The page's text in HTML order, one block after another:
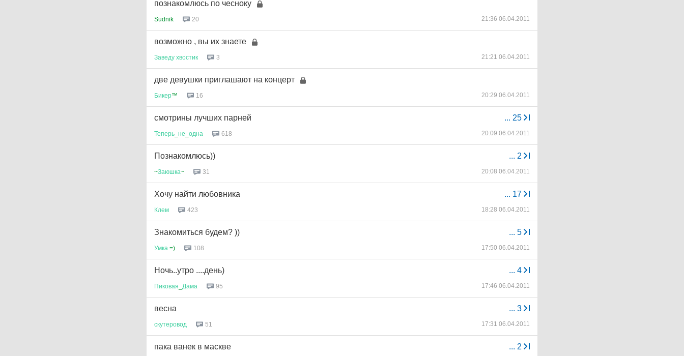
познакомлюсь по чесноку
Sudnik 20 21:36 06.04.2011
возможно , вы их знаете
Заведу хвостик 3 21:21 06.04.2011
две девушки приглашают на концерт
Бикер™ 16 20:29 06.04.2011
... 25
смотрины лучших парней
Теперь не одна 618 20:09 06.04.2011
... 2
Познакомлюсь))
~Заюшка~ 31 20:08 06.04.2011
... 17
Хочу найти любовника
Клем 423 18:28 06.04.2011
... 5
Знакомиться будем? ))
Умка =) 108 17:50 06.04.2011
... 4
Ночь..утро ....день)
Пиковая Дама 95 17:46 06.04.2011
... 3
весна
скутеровод 51 17:31 06.04.2011
... 2
пака ванек в маскве